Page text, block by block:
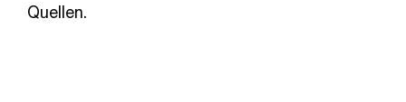
Quellen.